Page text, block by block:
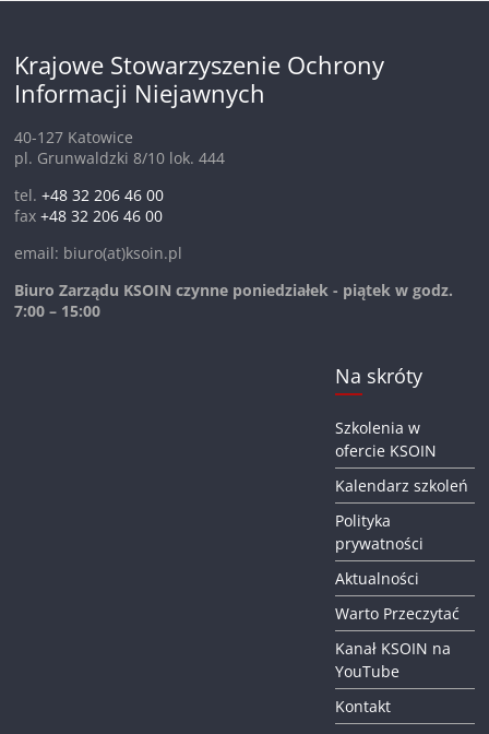
Krajowe Stowarzyszenie Ochrony
Informacji Niejawnych
40-127 Katowice
pl. Grunwaldzki 8/10 lok. 444
tel.+48 32 206 46 00
fax+48 32 206 46 00
email: biuro(at)ksoin.pl
Biuro Zarządu KSOIN czynne poniedziałek - piątek w godz.
7:00 – 15:00
Na skróty
Szkolenia w
ofercie KSOIN
Kalendarz szkoleń
Polityka
prywatności
Aktualności
Warto Przeczytać
Kanał KSOIN na
YouTube
Kontakt